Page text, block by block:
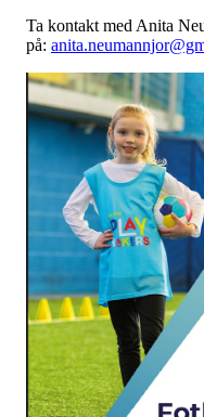
Ta kontakt med Anita
på: